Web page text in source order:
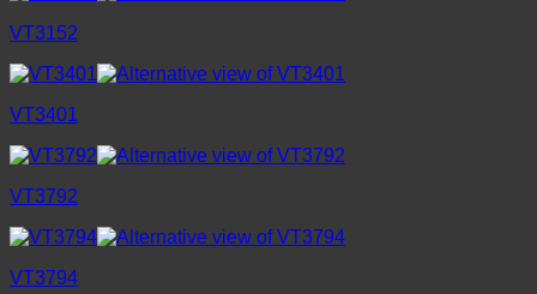
VT3152
VT3401
VT3792
VT3794